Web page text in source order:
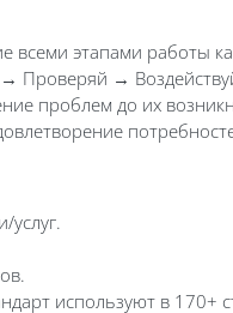
всеми этапами работы
Проверяй →
проблем до их
услуг.
используют в 170+